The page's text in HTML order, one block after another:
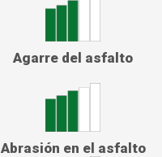
Agarre del asfalto
Abrasión en el asfalto